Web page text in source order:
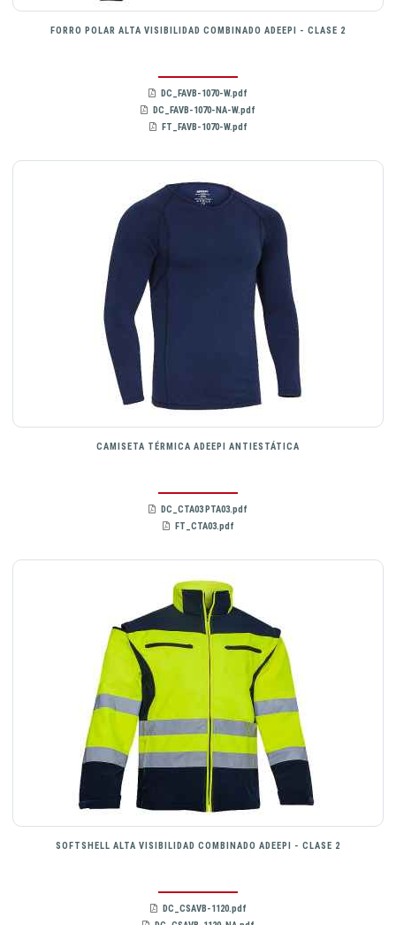
FORRO POLAR ALTA VISIBILIDAD COMBINADO ADEEPI - CLASE 2
DC_FAVB-1070-W.pdf
DC_FAVB-1070-NA-W.pdf
FT_FAVB-1070-W.pdf
CAMISETA TÉRMICA ADEEPI ANTIESTÁTICA
DC_CTA03 PTA03.pdf
FT_CTA03.pdf
SOFTSHELL ALTA VISIBILIDAD COMBINADO ADEEPI - CLASE 2
DC_CSAVB-1120.pdf